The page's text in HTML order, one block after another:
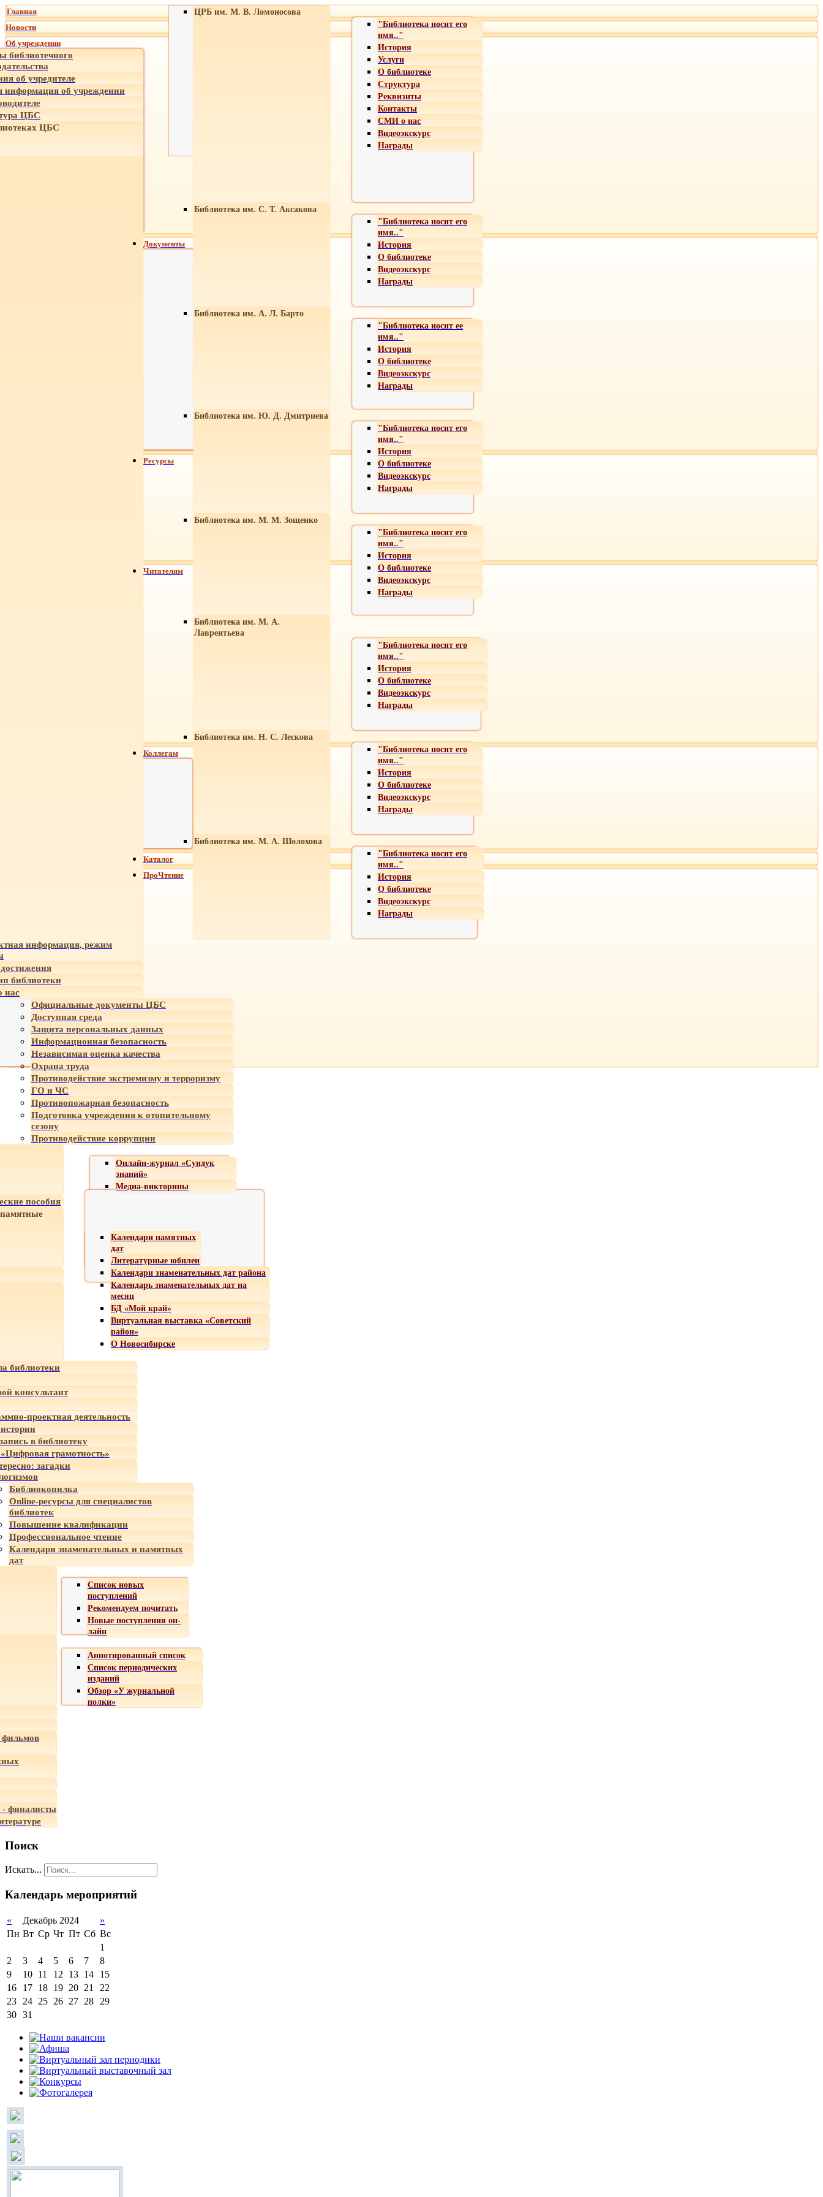
Главная
Новости
Об учреждении
библиотечного
об учредителе
об учреждении
ЦБС
ЦБС
ЦРБ им. М. В. Ломоносова
"Библиотека носит его
имя.."
История
Услуги
О библиотеке
Структура
Реквизиты
Контакты
СМИ о нас
Видеоэкскурс
Награды
Библиотека им. С. Т. Аксакова
"Библиотека носит его
имя.."
История
О библиотеке
Видеоэкскурс
Награды
Библиотека им. А. Л. Барто
"Библиотека носит ее
имя.."
История
О библиотеке
Видеоэкскурс
Награды
Библиотека им. Ю. Д. Дмитриева
"Библиотека носит его
имя.."
История
О библиотеке
Видеоэкскурс
Награды
Библиотека им. М. М. Зощенко
"Библиотека носит его
имя.."
История
О библиотеке
Видеоэкскурс
Награды
Библиотека им. М. А.
Лаврентьева
"Библиотека носит его
имя.."
История
О библиотеке
Видеоэкскурс
Награды
Библиотека им. Н. С. Лескова
"Библиотека носит его
имя.."
История
О библиотеке
Видеоэкскурс
Награды
Библиотека им. М. А. Шолохова
"Библиотека носит его
имя.."
История
О библиотеке
Видеоэкскурс
Награды
информация, режим
библиотеки
нас
Документы
Официальные документы ЦБС
Доступная среда
Защита персональных данных
Информационная безопасность
Независимая оценка качества
Охрана труда
Противодействие экстремизму и терроризму
ГО и ЧС
Противопожарная безопасность
Подготовка учреждения к отопительному
сезону
Противодействие коррупции
Ресурсы
Онлайн-журнал «Сундук
знаний»
Медиа-викторины
пособия
Календари памятных
дат
Литературные юбилеи
Календари знаменательных дат района
Календарь знаменательных дат на
месяц
БД «Мой край»
Виртуальная выставка «Советский
район»
О Новосибирске
Читателям
библиотеки
консультант
проектная деятельность
в библиотеку
грамотность»
загадки
Коллегам
Библиокопилка
Online-ресурсы для специалистов
библиотек
Повышение квалификации
Профессиональное чтение
Календари знаменательных и памятных
дат
Каталог
ПроЧтение
Список новых
поступлений
Рекомендуем почитать
Новые поступления он-
лайн
Аннотированный список
Список периодических
изданий
Обзор «У журнальной
полки»
- финалисты
Поиск
Искать...
Календарь мероприятий
« Декабрь 2024
»
Пн Вт Ср Чт Пт Сб Вс
1
2
3 4 5 6 7
8
9
10 11 12 13 14
15
16
17 18 19 20 21
22
23
24 25 26 27 28
29
30 31